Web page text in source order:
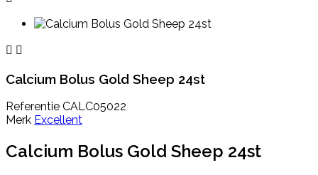
 
Calcium Bolus Gold Sheep 24st
Referentie CALC05022
Merk Excellent
Calcium Bolus Gold Sheep 24st